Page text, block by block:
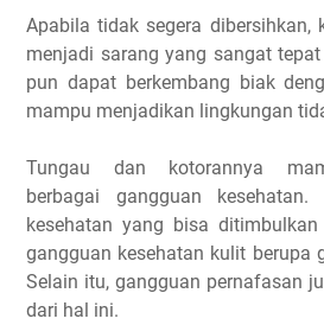
Apabila tidak segera dibersihkan,
menjadi sarang yang sangat
pun dapat berkembang biak
mampu menjadikan lingkungan
Tungau dan kotorannya
berbagai gangguan kesehatan.
kesehatan yang bisa
gangguan kesehatan kulit berupa
Selain itu, gangguan pernafasan
dari hal ini.